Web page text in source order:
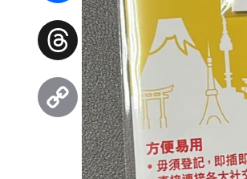
Facebook
Threads
Copy
Link